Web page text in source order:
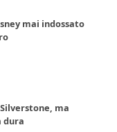
mai indossato
ma
dura